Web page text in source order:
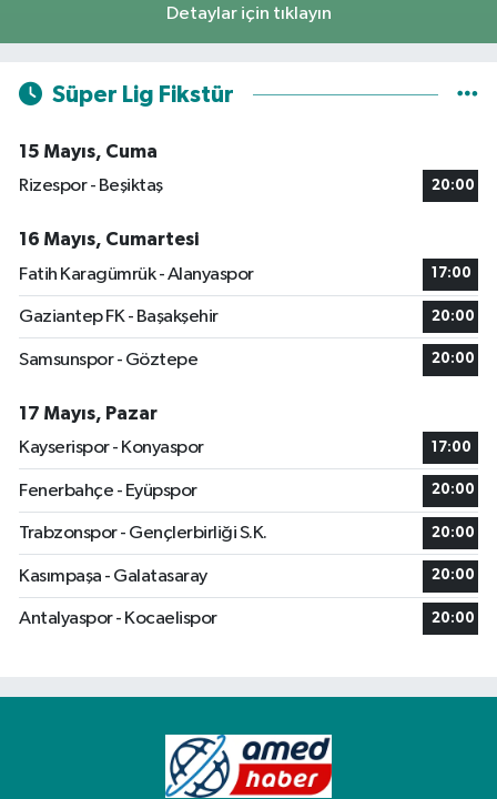
Detaylar için tıklayın
Süper Lig Fikstür
15 Mayıs, Cuma
Rizespor - Beşiktaş
20:00
16 Mayıs, Cumartesi
Fatih Karagümrük - Alanyaspor
17:00
Gaziantep FK - Başakşehir 20:00
Samsunspor - Göztepe 20:00
17 Mayıs, Pazar
Kayserispor - Konyaspor
17:00
Fenerbahçe - Eyüpspor 20:00
Trabzonspor - Gençlerbirliği S.K. 20:00
Kasımpaşa - Galatasaray 20:00
Antalyaspor - Kocaelispor 20:00